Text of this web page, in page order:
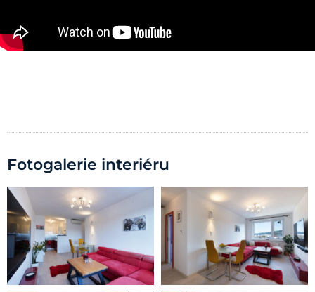
Fotogalerie interiéru